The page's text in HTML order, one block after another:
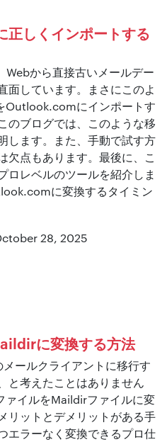
しくインポートする
から直接古いメールデー
面しています。まさにこのよ
Outlook.comにインポートす
のブログでは、このような移
します。また、手動で試す方
欠点もあります。最後に、こ
ロレベルのツールを紹介しま
に変換するタイミン
28, 2025
に変換する方法
ールクライアントに移行す
と考えたことはありません
ァイルをMaildirファイルに変
リットとデメリットがある手
エラーなく変換できるプロ仕